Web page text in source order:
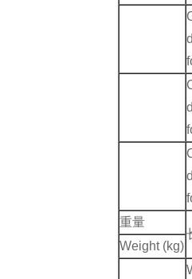
重量
Weight (kg)